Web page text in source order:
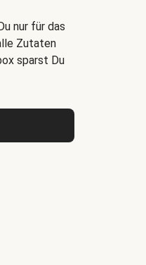
nur für das
Zutaten
sparst Du